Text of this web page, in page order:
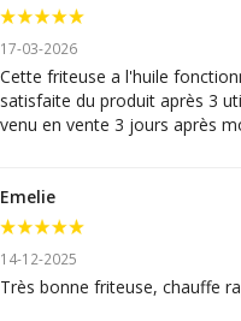
17-03-2026
Cette friteuse a l'huile
satisfaite du produit après 3
venu en vente 3 jours après
Emelie
14-12-2025
Très bonne friteuse, chauffe